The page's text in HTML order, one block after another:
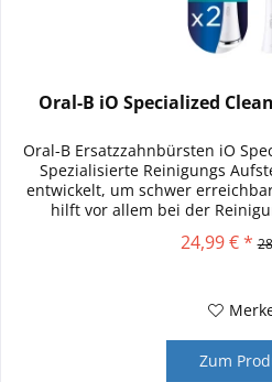
Oral-B iO Specialized
Oral-B Ersatzzahnbürsten iO
Spezialisierte Reinigungs
entwickelt, um schwer
hilft vor allem bei der
24,99 € *
Zum